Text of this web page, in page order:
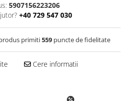
5907156223206
+40 729 547 030
primiti559 puncte de fidelitate
Cere informatii